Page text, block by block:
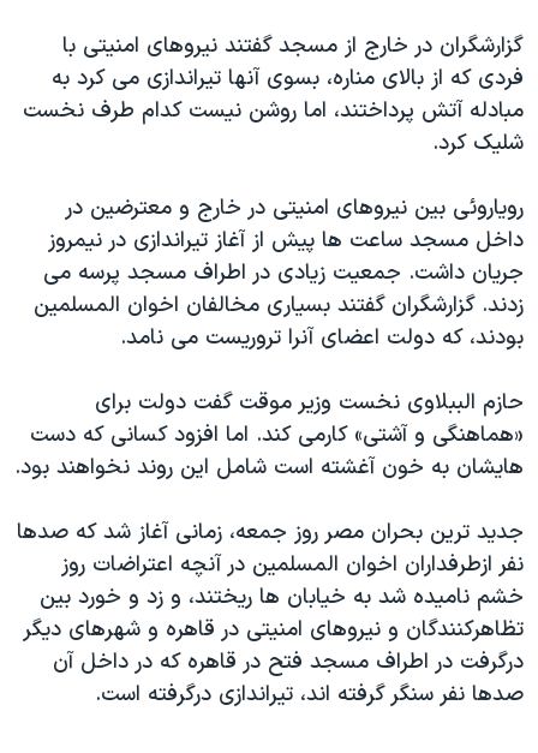
گزارشگران در خارج از مسجد گفتند نیروهای امنیتی با
فردی که از بالای مناره، بسوی آنها تیراندازی می کرد به
مبادله آتش پرداختند، اما روشن نیست کدام طرف نخست
شلیک کرد.
رویاروئی بین نیروهای امنیتی در خارج و معترضین در
داخل مسجد ساعت ها پیش از آغاز تیراندازی در نیمروز
جریان داشت. جمعیت زیادی در اطراف مسجد پرسه می
زدند. گزارشگران گفتند بسیاری مخالفان اخوان المسلمین
بودند، که دولت اعضای آنرا تروریست می نامد.
حازم الببلاوی نخست وزیر موقت گفت دولت برای
«هماهنگی و آشتی» کارمی کند. اما افزود کسانی که دست
هایشان به خون آغشته است شامل این روند نخواهند بود.
جدید ترین بحران مصر روز جمعه، زمانی آغاز شد که صدها
نفر ازطرفداران اخوان المسلمین در آنچه اعتراضات روز
خشم نامیده شد به خیابان ها ریختند، و زد و خورد بین
تظاهرکنندگان و نیروهای امنیتی در قاهره و شهرهای دیگر
درگرفت در اطراف مسجد فتح در قاهره که در داخل آن
صدها نفر سنگر گرفته اند، تیراندازی درگرفته است.